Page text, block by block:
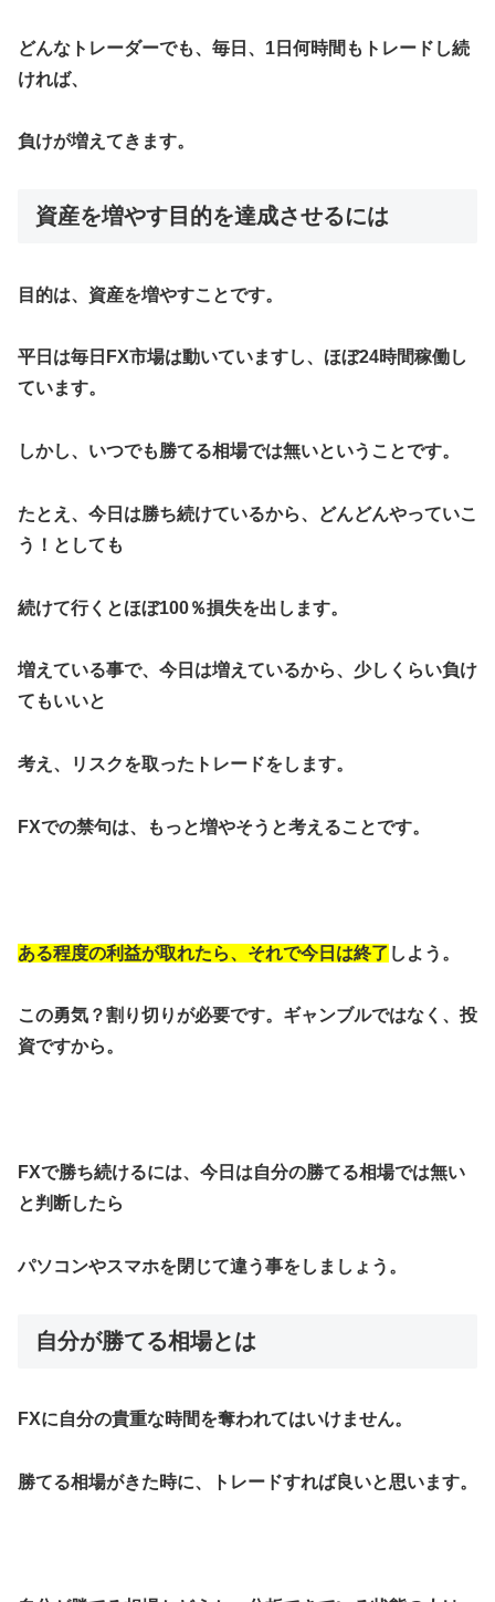
どんなトレーダーでも、毎日、1日何時間もトレードし続
ければ、
負けが増えてきます。
資産を増やす目的を達成させるには
目的は、資産を増やすことです。
平日は毎日FX市場は動いていますし、ほぼ24時間稼働し
ています。
しかし、いつでも勝てる相場では無いということです。
たとえ、今日は勝ち続けているから、どんどんやっていこ
う！としても
続けて行くとほぼ100％損失を出します。
増えている事で、今日は増えているから、少しくらい負け
てもいいと
考え、リスクを取ったトレードをします。
FXでの禁句は、もっと増やそうと考えることです。
ある程度の利益が取れたら、それで今日は終了 しよう。
この勇気？割り切りが必要です。ギャンブルではなく、投
資ですから。
FXで勝ち続けるには、今日は自分の勝てる相場では無い
と判断したら
パソコンやスマホを閉じて違う事をしましょう。
自分が勝てる相場とは
FXに自分の貴重な時間を奪われてはいけません。
勝てる相場がきた時に、トレードすれば良いと思います。